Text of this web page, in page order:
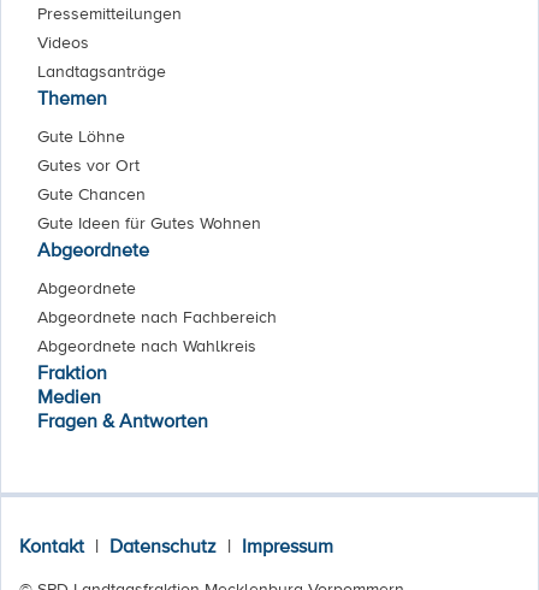
Pressemitteilungen
Videos
Landtagsanträge
Themen
Gute Löhne
Gutes vor Ort
Gute Chancen
Gute Ideen für Gutes Wohnen
Abgeordnete
Abgeordnete
Abgeordnete nach Fachbereich
Abgeordnete nach Wahlkreis
Fraktion
Medien
Fragen & Antworten
Kontakt | Datenschutz | Impressum